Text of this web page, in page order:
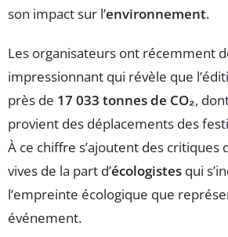
son impact sur l’environnement.
Les organisateurs ont récemment
impressionnant qui révèle que
près de 17 033 tonnes de CO₂,
provient des déplacements des
À ce chiffre s’ajoutent des critiques
vives de la part d’écologistes qui
l’empreinte écologique que
événement.